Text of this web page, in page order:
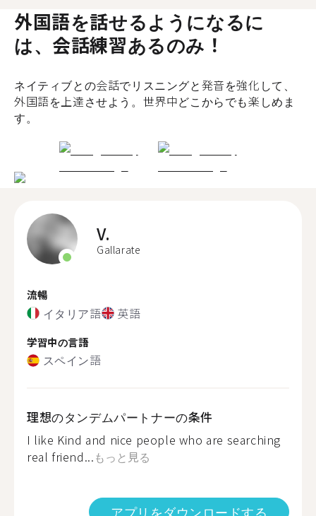
外国語を話せるようになるに
は、会話練習あるのみ！
ネイティブとの会話でリスニングと発音を強化して、
外国語を上達させよう。世界中どこからでも楽しめま
す。
V.
Gallarate
流暢
イタリア語 英語
学習中の言語
スペイン語
理想のタンデムパートナーの条件
I like Kind and nice people who are searching
real friend...もっと見る
アプリをダウンロードする